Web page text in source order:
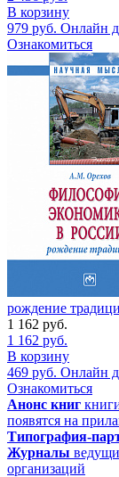
В корзину
979 руб. Онлайн
Ознакомиться
рождение
1 162 руб.
1 162 руб.
В корзину
469 руб. Онлайн
Ознакомиться
Анонс книг
появятся на
Типография-
Журналы
организаций